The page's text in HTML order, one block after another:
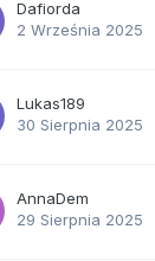
Dafiorda
2 Września 2025
Lukas189
30 Sierpnia 2025
AnnaDem
29 Sierpnia 2025